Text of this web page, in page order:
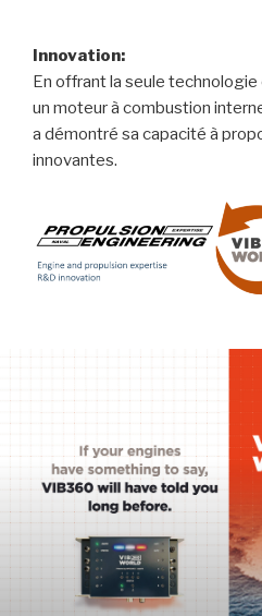
Innovation:
En offrant la seule
un moteur à combustion
a démontré sa capacité à
innovantes.